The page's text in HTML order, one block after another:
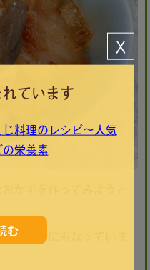
かずを作ってみようと
レシピにもなっていま
ています
料理のレシピ～人気
の栄養素
む
Ｘ